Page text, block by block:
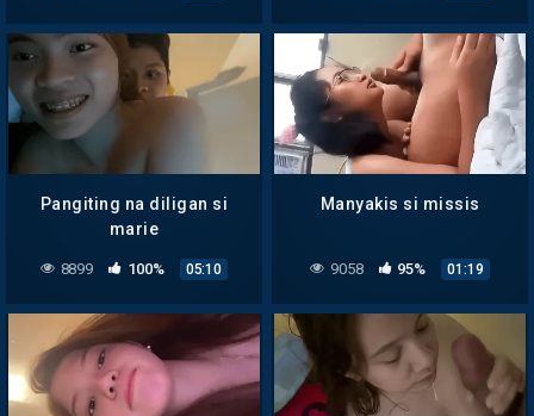
Pangiting na diligan si
marie
8899 100% 05:10
Manyakis si missis
9058 95% 01:19